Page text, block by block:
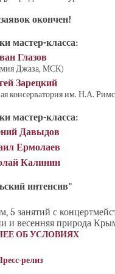
окончен!
мастер-класса:
Глазов
Джаза, МСК)
Зарецкий
консерватория им. Н.А.
мастер-класса:
Давыдов
Ермолаев
Калинин
интенсив"
5 занятий с
и весенняя природа
ОБ УСЛОВИЯХ
релиз